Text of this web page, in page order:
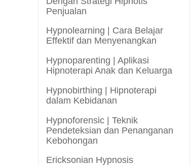
Penjualan
Hypnolearning | Cara Belajar
Effektif dan Menyenangkan
Hypnoparenting | Aplikasi
Hipnoterapi Anak dan Keluarga
Hypnobirthing | Hipnoterapi
dalam Kebidanan
Hypnoforensic | Teknik
Pendeteksian dan Penanganan
Kebohongan
Ericksonian Hypnosis